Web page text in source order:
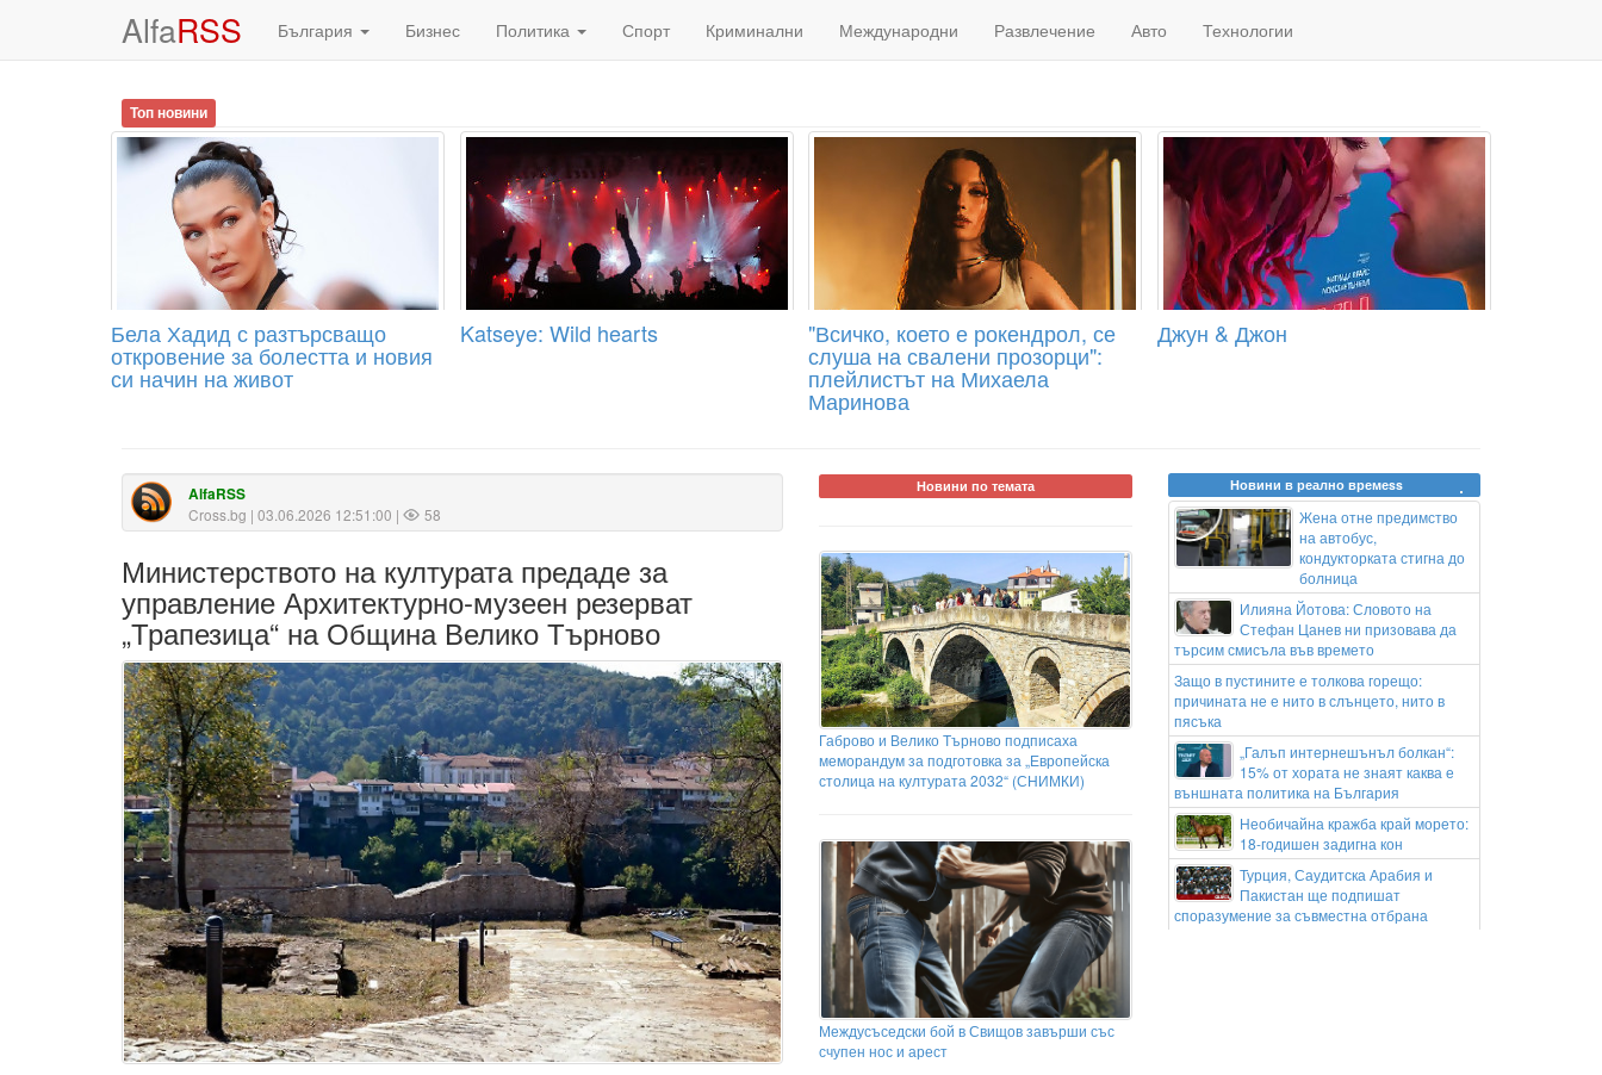
AlfaRSS България Бизнес Политика Спорт Криминални Международни Развлечение Авто Технологии
Топ новини
Бела Хадид с разтърсващо
откровение за болестта и новия
си начин на живот
Katseye: Wild hearts "Всичко, което е рокендрол, се
слуша на свалени прозорци":
плейлистът на Михаела
Маринова
Джун & Джон
AlfaRSS
Cross.bg | 03.06.2026 12:51:00 | 58
Министерството на културата предаде за
управление Архитектурно-музеен резерват
„Трапезица“ на Община Велико Търново
Новини по темата
Габрово и Велико Търново подписаха
меморандум за подготовка за „Европейска
столица на културата 2032“ (СНИМКИ)
Междусъседски бой в Свищов завърши със
счупен нос и арест
Новини в реално времеss
Жена отне предимство
на автобус,
кондукторката стигна до
болница
Илияна Йотова: Словото на
Стефан Цанев ни призовава да
търсим смисъла във времето
Защо в пустините е толкова горещо:
причината не е нито в слънцето, нито в
пясъка
„Галъп интернешънъл болкан“:
15% от хората не знаят каква е
външната политика на България
Необичайна кражба край морето:
18-годишен задигна кон
Турция, Саудитска Арабия и
Пакистан ще подпишат
споразумение за съвместна отбрана